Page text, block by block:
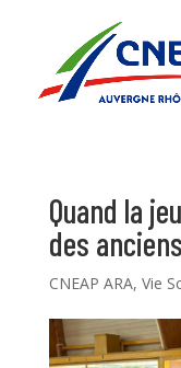
Quand la
des anciens
CNEAP ARA, Vie